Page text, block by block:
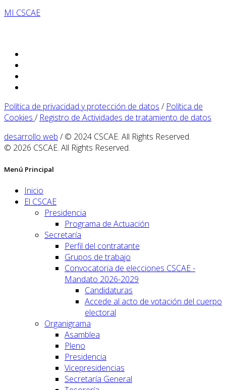
MI CSCAE
Política de privacidad y protección de datos / Política de
Cookies / Registro de Actividades de tratamiento de datos
desarrollo web / © 2024 CSCAE. All Rights Reserved.
© 2026 CSCAE. All Rights Reserved.
Menú Principal
Inicio
El CSCAE
Presidencia
Programa de Actuación
Secretaría
Perfil del contratante
Grupos de trabajo
Convocatoria de elecciones CSCAE -
Mandato 2026-2029
Candidaturas
Accede al acto de votación del cuerpo
electoral
Organigrama
Asamblea
Pleno
Presidencia
Vicepresidencias
Secretaría General